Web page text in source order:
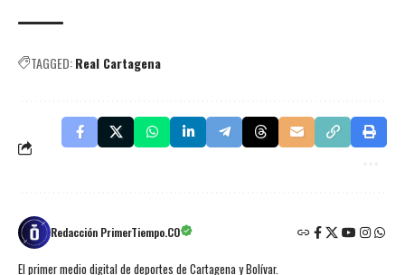
TAGGED:Real Cartagena
Redacción PrimerTiempo.CO
El primer medio digital de deportes de Cartagena y Bolívar.